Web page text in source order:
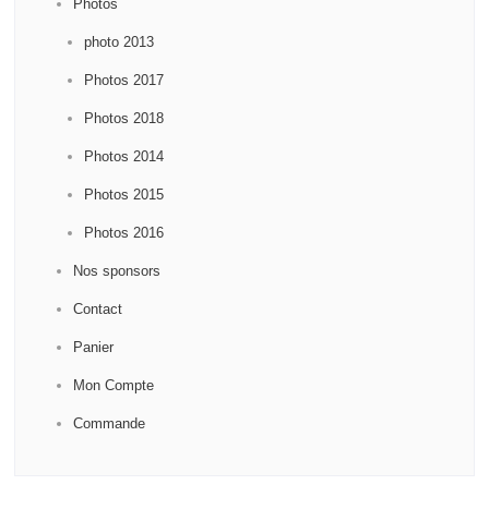
Photos
photo 2013
Photos 2017
Photos 2018
Photos 2014
Photos 2015
Photos 2016
Nos sponsors
Contact
Panier
Mon Compte
Commande